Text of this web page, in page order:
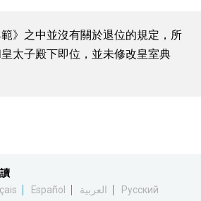
》之中並沒有關於退位的規定，所
太子殿下即位，並未修改皇室典
Español العربية Русский